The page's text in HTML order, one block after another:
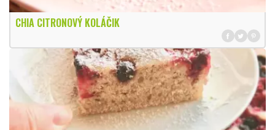
CHIA CITRONOVÝ KOLÁČIK